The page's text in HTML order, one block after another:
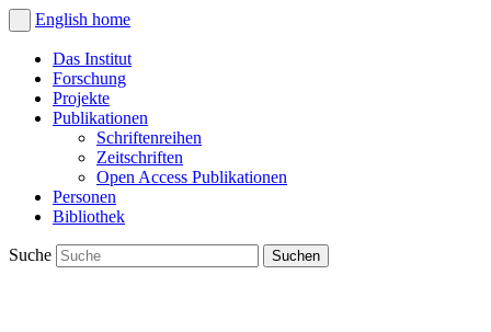
English home
Das Institut
Forschung
Projekte
Publikationen
Schriftenreihen
Zeitschriften
Open Access Publikationen
Personen
Bibliothek
Suche